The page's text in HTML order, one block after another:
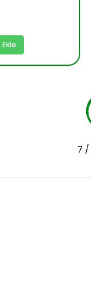
7 /